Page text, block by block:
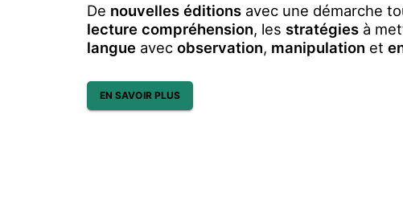
De nouvelles éditions avec une démarche
lecture compréhension, les stratégies à
langue avec observation, manipulation et
EN SAVOIR PLUS